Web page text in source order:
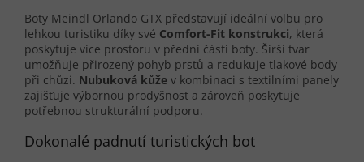
Boty Meindl Orlando GTX představují ideální volbu pro
lehkou turistiku díky své Comfort-Fit konstrukci, která
poskytuje více prostoru v přední části boty. Širší tvar
umožňuje přirozený pohyb prstů a redukuje tlakové body
při chůzi. Nubuková kůže v kombinaci s textilními panely
zajišťuje výbornou prodyšnost a zároveň poskytuje
potřebnou strukturální podporu.
Dokonalé padnutí turistických bot